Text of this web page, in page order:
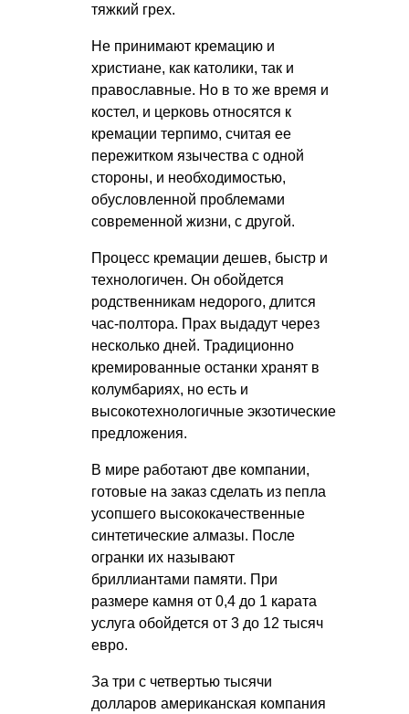
тяжкий грех.
Не принимают кремацию и
христиане, как католики, так и
православные. Но в то же время и
костел, и церковь относятся к
кремации терпимо, считая ее
пережитком язычества с одной
стороны, и необходимостью,
обусловленной проблемами
современной жизни, с другой.
Процесс кремации дешев, быстр и
технологичен. Он обойдется
родственникам недорого, длится
час-полтора. Прах выдадут через
несколько дней. Традиционно
кремированные останки хранят в
колумбариях, но есть и
высокотехнологичные экзотические
предложения.
В мире работают две компании,
готовые на заказ сделать из пепла
усопшего высококачественные
синтетические алмазы. После
огранки их называют
бриллиантами памяти. При
размере камня от 0,4 до 1 карата
услуга обойдется от 3 до 12 тысяч
евро.
За три с четвертью тысячи
долларов американская компания